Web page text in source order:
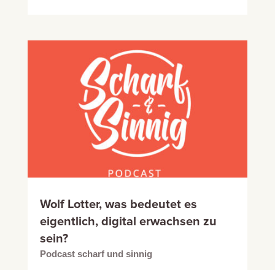
Wolf Lotter, was bedeutet es
eigentlich, digital erwachsen zu
sein?
Podcast scharf und sinnig